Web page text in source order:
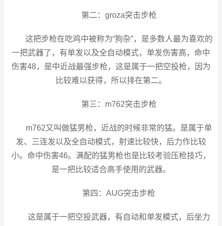
第二：groza突击步枪
这把步枪在吃鸡中被称为“狗杂”，是多数人最为喜欢的
一把武器了，有单发以及全自动模式，单发伤害高，命中
伤害48，是中近战最强步枪，这是属于一把空投枪，因为
比较难以获得，所以排在第二。
第三：m762突击步枪
m762又叫做猛男枪，近战的时候非常的猛。是属于单
发、三连发以及全自动模式，射速比较快，后力作比较
小。命中伤害46。满配的猛男枪也是比较考验压枪技巧，
是一把比较适合高手使用的武器。
第四：AUG突击步枪
这是属于一把空投武器，有自动和单发模式，后坐力